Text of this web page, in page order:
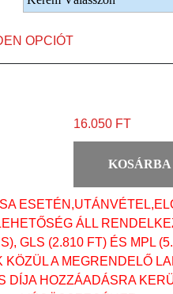
OPCIÓT
16.050 FT
KOSÁRBA
ÁLL
GLS (2.810 FT) ÉS MPL
KÖZÜL A MEGRENDELŐ
DÍJA HOZZÁADÁSRA